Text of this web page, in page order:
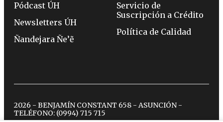
Pódcast ÚH
Newsletters ÚH
Ñandejara Ñe’ẽ
Servicio de
Suscripción a Crédito
Política de Calidad
2026 - BENJAMÍN CONSTANT 658 - ASUNCIÓN -
TELÉFONO: (0994) 715 715